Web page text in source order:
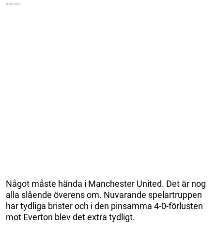
Något måste hända i Manchester United. Det är nog
alla slående överens om. Nuvarande spelartruppen
har tydliga brister och i den pinsamma 4-0-förlusten
mot Everton blev det extra tydligt.